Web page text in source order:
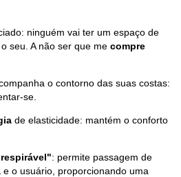
ninguém vai ter um espaço de
seu. A não ser que me compre
o contorno das suas costas:
se.
de elasticidade: mantém o conforto
: permite passagem de
e o usuário, proporcionando uma